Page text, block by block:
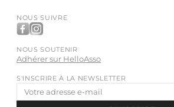
NOUS SUIVRE
NOUS SOUTENIR
Adhérer sur HelloAsso
S'INSCRIRE À LA NEWSLETTER
Adresse
e-